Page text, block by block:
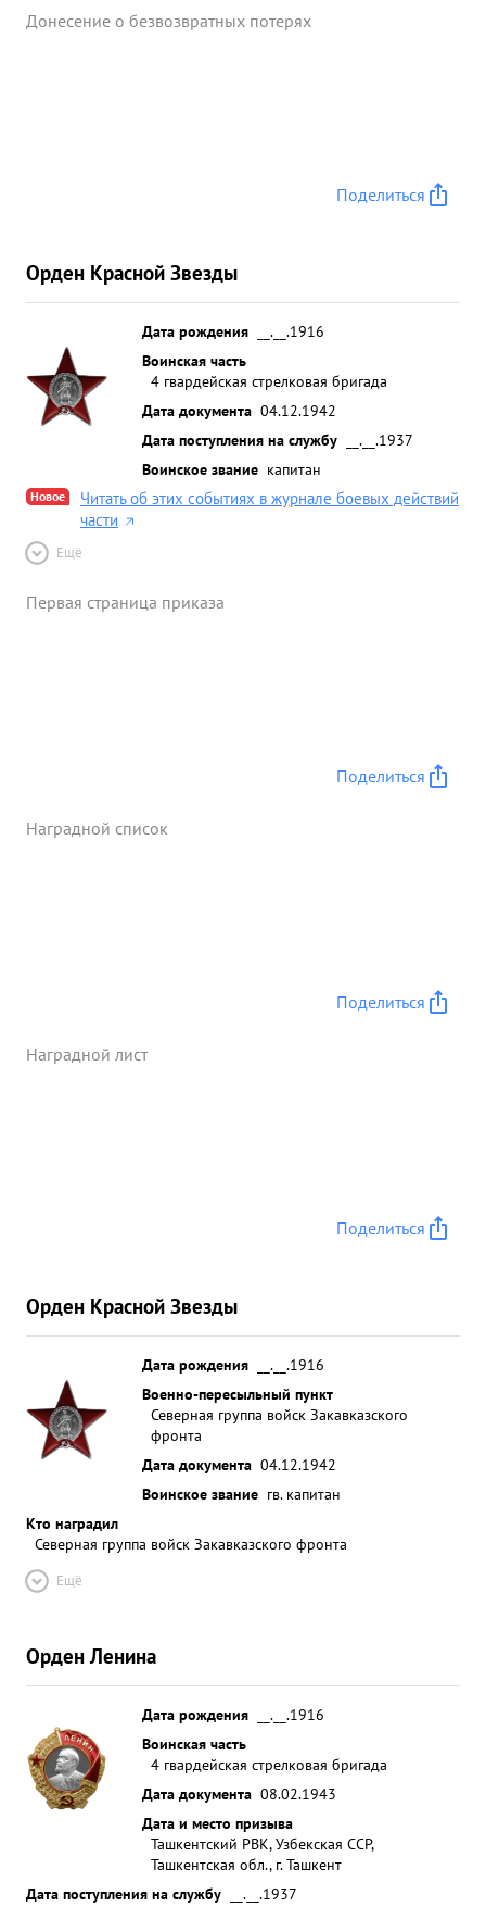
Донесение о безвозвратных потерях
Поделиться
Орден Красной Звезды
Дата рождения
__.__.1916
Воинская часть
4 гвардейская стрелковая бригада
Дата документа 04.12.1942
Дата поступления на службу
__.__.1937
Воинское звание капитан
Новое
Читать об этих событиях в журнале боевых действий
части
Ещё
Первая страница приказа
Поделиться
Наградной список
Поделиться
Наградной лист
Поделиться
Орден Красной Звезды
Дата рождения
__.__.1916
Военно-пересыльный пункт
Северная группа войск Закавказского
фронта
Дата документа 04.12.1942
Воинское звание гв. капитан
Кто наградил
Северная группа войск Закавказского фронта
Ещё
Орден Ленина
Дата рождения
__.__.1916
Воинская часть
4 гвардейская стрелковая бригада
Дата документа 08.02.1943
Дата и место призыва
Ташкентский РВК, Узбекская ССР,
Ташкентская обл., г. Ташкент
Дата поступления на службу
__.__.1937